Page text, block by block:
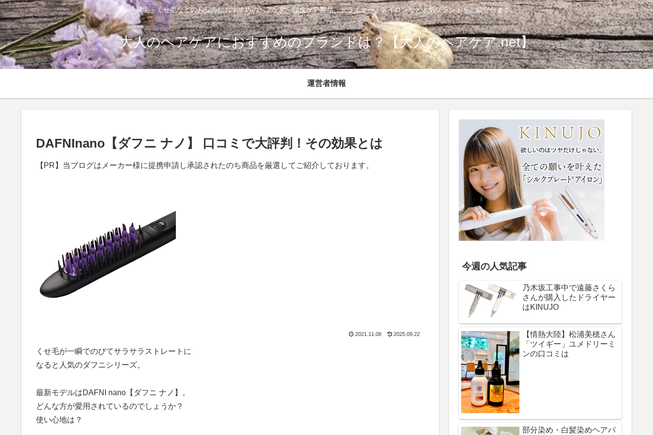
薄毛・くせ毛などのお悩みにおすすめのヘアケア・頭皮ケア製品、ドライヤー、アイロンなど人気ブランドをご紹介します。
大人のヘアケアにおすすめのブランドは？【大人のヘアケア.net】
運営者情報
DAFNInano【ダフニ ナノ】 口コミで大評判！その効果とは
【PR】当ブログはメーカー様に提携申請し承認されたのち商品を厳選してご紹介しております。
2021.11.08 2025.09.22
くせ毛が一瞬でのびてサラサラストレートに
なると人気のダフニシリーズ。
最新モデルはDAFNI nano【ダフニ ナノ】。
どんな方が愛用されているのでしょうか？
使い心地は？
今週の人気記事
乃木坂工事中で遠藤さくら
さんが購入したドライヤー
はKINUJO
【情熱大陸】松浦美穂さん
「ツイギー」ユメドリーミ
ンの口コミは
部分染め・白髪染めヘアパ